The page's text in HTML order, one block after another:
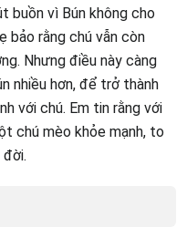
buồn vì Bún không cho
bảo rằng chú vẫn còn
Nhưng điều này càng
nhiều hơn, để trở thành
với chú. Em tin rằng với
chú mèo khỏe mạnh, to
đời.